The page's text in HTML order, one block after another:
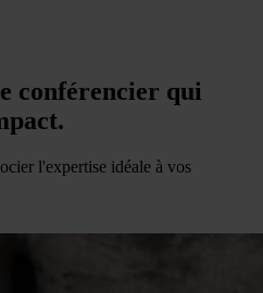
conférencier qui
l'expertise idéale à vos